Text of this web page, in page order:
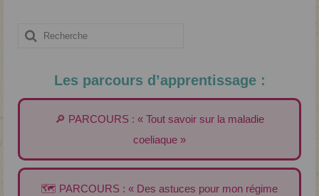
Rechercher
Les parcours d’apprentissage :
🔎 PARCOURS : « Tout savoir sur la maladie
coeliaque »
🗺️ PARCOURS : « Des astuces pour mon régime